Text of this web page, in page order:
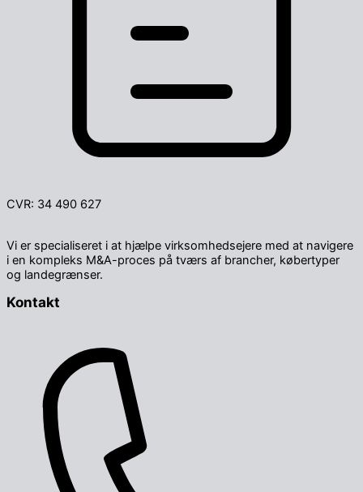
CVR: 34 490 627
Vi er specialiseret i at hjælpe virksomheds­ejere med at navigere
i en kompleks M&A-proces på tværs af brancher, købertyper
og landegrænser.
Kontakt